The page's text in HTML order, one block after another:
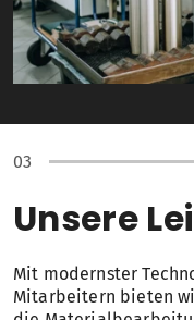
Unsere
Mit modernster
Mitarbeitern bieten